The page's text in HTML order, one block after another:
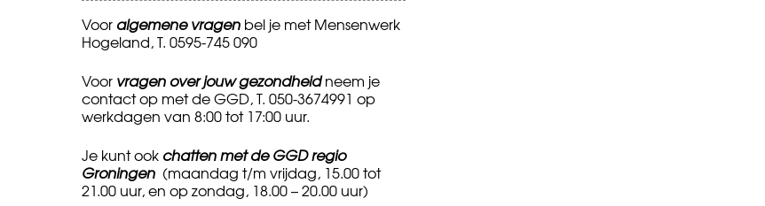
Voor algemene vragen bel je met Mensenwerk
Hogeland, T. 0595-745 090
Voor vragen over jouw gezondheidneem je
contact op met de GGD, T. 050-3674991 op
werkdagen van 8:00 tot 17:00 uur.
Je kunt ook chatten met de GGD regio
Groningen (maandag t/m vrijdag, 15.00 tot
21.00 uur, en op zondag, 18.00 – 20.00 uur)